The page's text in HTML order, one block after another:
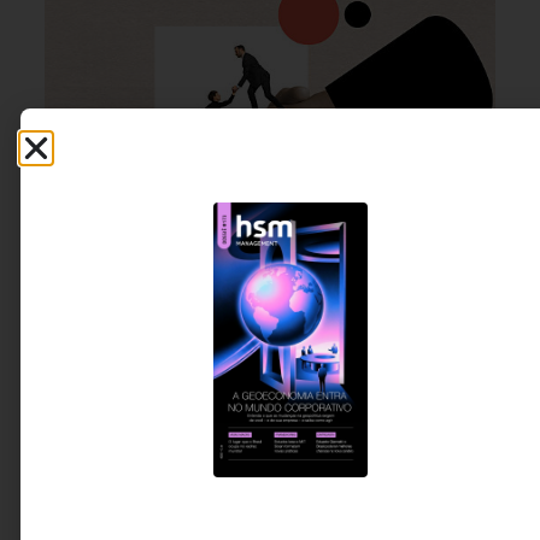
ARQUITETURA DE TRABALHO
3 DE AGOSTO DE 2026 08H00
A confiança é a nova infraestrutura da